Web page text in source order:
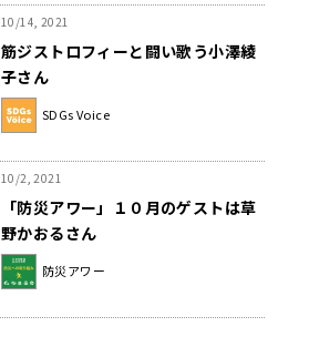
10/14, 2021
筋ジストロフィーと闘い歌う小澤綾
子さん
SDGs Voice
10/2, 2021
「防災アワー」１０月のゲストは草
野かおるさん
防災アワー